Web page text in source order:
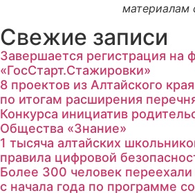
материалам
Свежие записи
Завершается регистрация на
«ГосСтарт.Стажировки»
8 проектов из Алтайского
по итогам расширения
Конкурса инициатив
Общества «Знание»
1 тысяча алтайских
правила цифровой
Более 300 человек переехали
с начала года по программе